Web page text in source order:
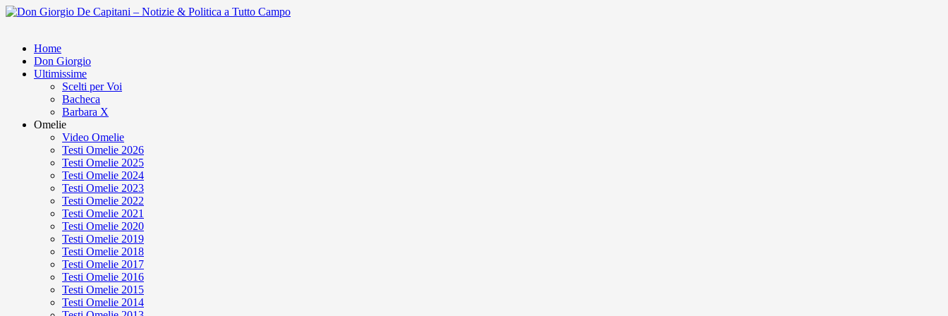
Home
Don Giorgio
Ultimissime
Scelti per Voi
Bacheca
Barbara X
Omelie
Video Omelie
Testi Omelie 2026
Testi Omelie 2025
Testi Omelie 2024
Testi Omelie 2023
Testi Omelie 2022
Testi Omelie 2021
Testi Omelie 2020
Testi Omelie 2019
Testi Omelie 2018
Testi Omelie 2017
Testi Omelie 2016
Testi Omelie 2015
Testi Omelie 2014